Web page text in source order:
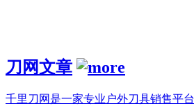
刀网文章
千里刀网是一家专业户外刀具销售平台